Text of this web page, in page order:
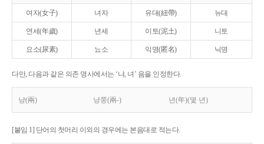
여자(女子) 녀자 유대(紐帶) 뉴대
연세(年歲) 년세 이토(泥土) 니토
요소(尿素) 뇨소 익명(匿名) 닉명
다만, 다음과 같은 의존 명사에서는 ‘냐, 녀’ 음을 인정한다.
냥(兩) 냥쭝(兩-) 년(年)(몇 년)
[붙임 1] 단어의 첫머리 이외의 경우에는 본음대로 적는다.